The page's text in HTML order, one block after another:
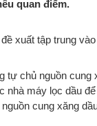
quan điểm.
xuất tập trung
tự chủ nguồn
nhà máy lọc dầu
cung xăng